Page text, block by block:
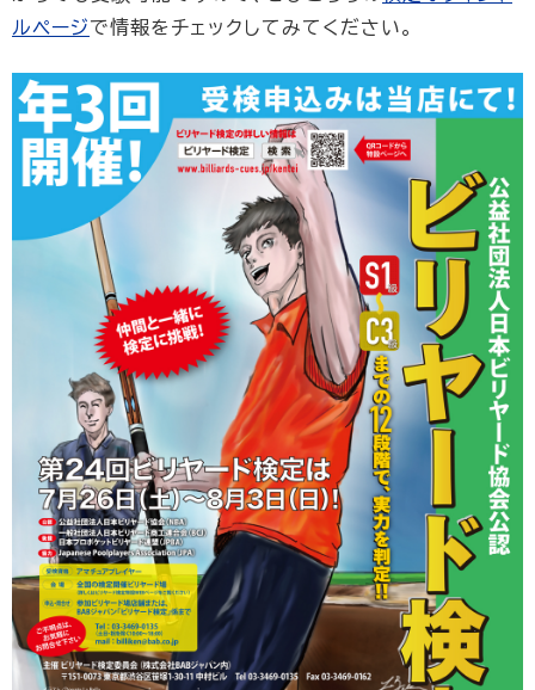
ルページで情報をチェックしてみてください。